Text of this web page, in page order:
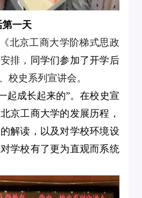
第一天
北京工商大学阶梯式思政
排， 同学们参加了开学后
校史系列宣讲会。
起成长起来的”。在校史宣
京工商大学的发展历程，
解读，以及对学校环境设
学校有了更为直观而系统